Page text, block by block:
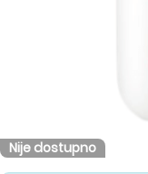
Nije dostupno